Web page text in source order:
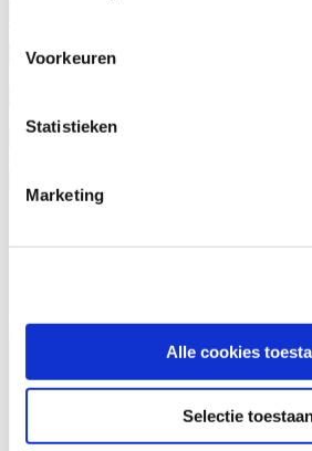
Voorkeuren
Statistieken
Marketing
Alle cookies
Selectie
Waar ken je ons van?
Waarom contact
deze cursus
Bericht